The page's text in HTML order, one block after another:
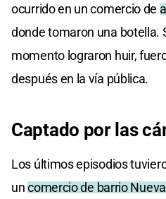
ocurrido en un comercio de
donde tomaron una botella.
momento lograron huir,
después en la vía pública.
Captado por las
Los últimos episodios
uncomercio de barrio